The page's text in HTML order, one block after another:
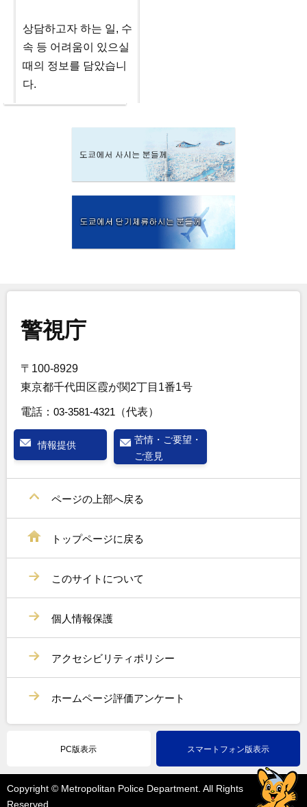
상담하고자 하는 일, 수
속 등 어려움이 있으실
때의 정보를 담았습니
다.
警視庁
〒100-8929
東京都千代田区霞が関2丁目1番1号
電話： 03-3581-4321 （代表）
情報提供
苦情・ご要望・
ご意見
ページの上部へ戻る
トップページに戻る
このサイトについて
個人情報保護
アクセシビリティポリシー
ホームページ評価アンケート
PC版表示 スマートフォン版表示
Copyright © Metropolitan Police Department. All Rights
Reserved.